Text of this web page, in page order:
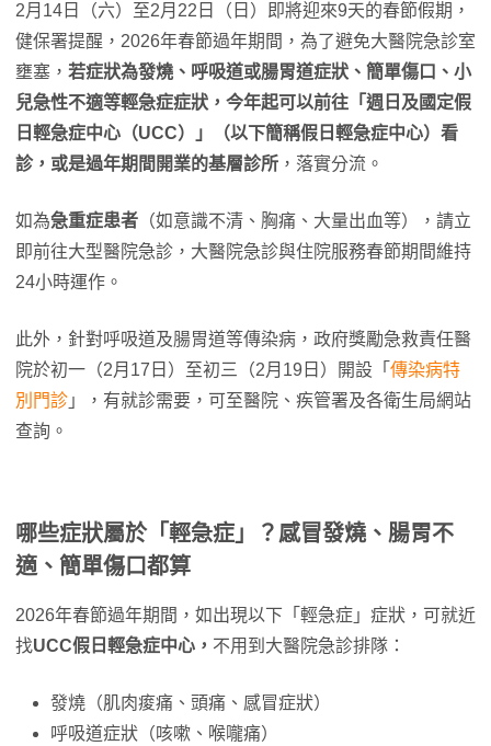
2月14日（六）至2月22日（日）即將迎來9天的春節假期，
健保署提醒，2026年春節過年期間，為了避免大醫院急診室
壅塞， 若症狀為發燒、呼吸道或腸胃道症狀、簡單傷口、小
兒急性不適等輕急症症狀，今年起可以前往「週日及國定假
日輕急症中心（UCC）」（以下簡稱假日輕急症中心）看
診，或是過年期間開業的基層診所 ，落實分流。
如為急重症患者 （如意識不清、胸痛、大量出血等），請立
即前往大型醫院急診，大醫院急診與住院服務春節期間維持
24小時運作。
此外，針對呼吸道及腸胃道等傳染病，政府獎勵急救責任醫
院於初一（2月17日）至初三（2月19日）開設「 傳染病特
別門診 」，有就診需要，可至醫院、疾管署及各衛生局網站
查詢。
哪些症狀屬於「輕急症」？感冒發燒、腸胃不
適、簡單傷口都算
2026年春節過年期間，如出現以下「輕急症」症狀，可就近
找UCC假日輕急症中心， 不用到大醫院急診排隊：
發燒（肌肉痠痛、頭痛、感冒症狀）
呼吸道症狀（咳嗽、喉嚨痛）